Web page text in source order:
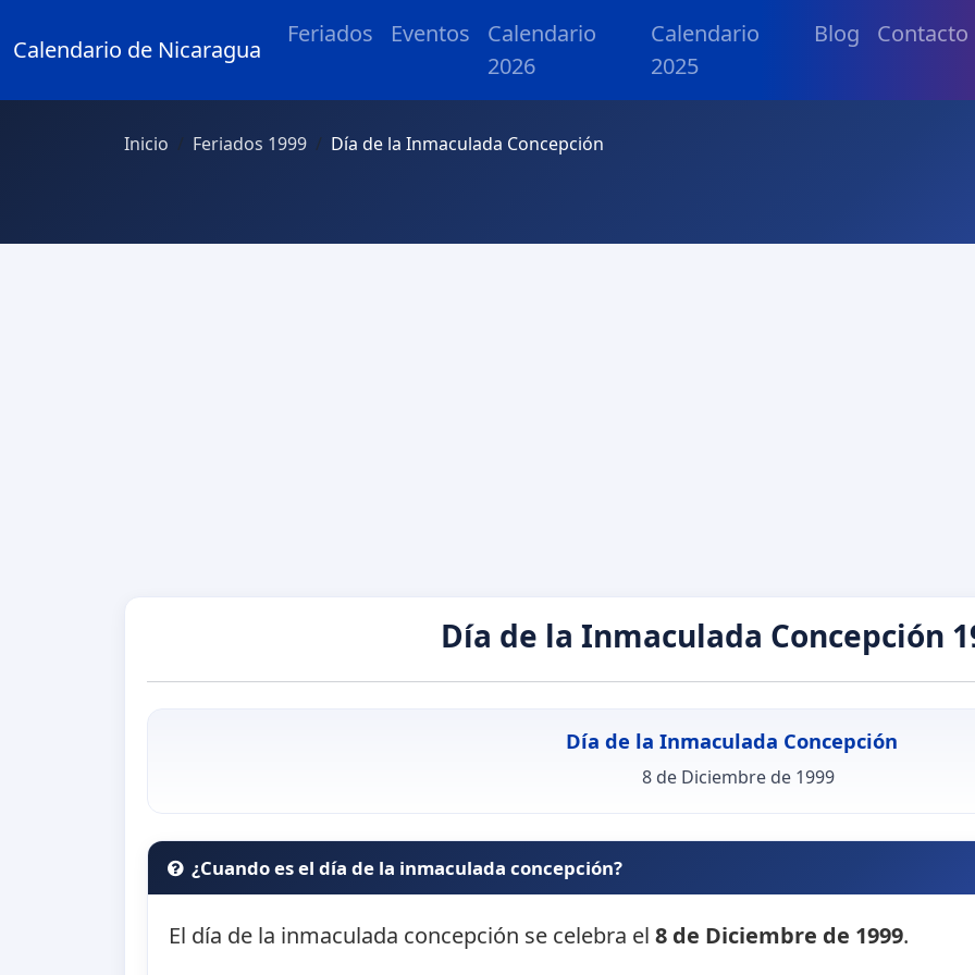
Calendario de Nicaragua
Feriados Eventos
Calendario
2026
Calendario
2025
Blog Contacto
Inicio Feriados 1999 Día de la Inmaculada Concepción
Día de la Inmaculada Concepción
Día de la Inmaculada Concepción
8 de Diciembre de 1999
¿Cuando es el día de la inmaculada concepción?
El día de la inmaculada concepción se celebra el8 de Diciembre de 1999.